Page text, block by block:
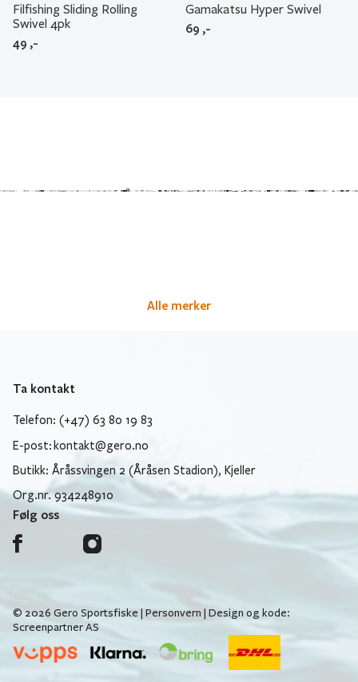
Filfishing Sliding Rolling
Swivel 4pk
49 ,-
Gamakatsu Hyper Swivel
69 ,-
Alle merker
Ta kontakt
Telefon: (+47) 63 80 19 83
E-post: kontakt@gero.no
Butikk: Åråssvingen 2 (Åråsen Stadion), Kjeller
Org.nr. 934248910
Følg oss
© 2026 Gero Sportsfiske | Personvern | Design og kode:
Screenpartner AS